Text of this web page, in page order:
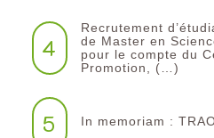
4
Recrutement
de Master en
pour le compte du
Promotion, (…)
5 In memoriam :